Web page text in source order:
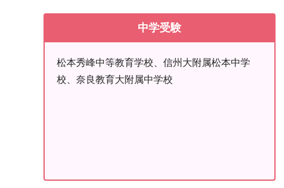
中学受験
松本秀峰中等教育学校、信州大附属松本中学
校、奈良教育大附属中学校